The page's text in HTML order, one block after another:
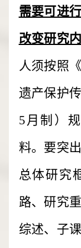
需要可进
改变研究内
人须按照
遗产保护
5月制）
料。要突
总体研究
路、研究
综述、子